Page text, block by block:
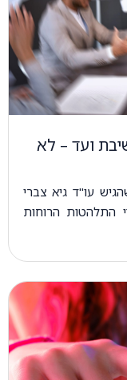
ועד – לא
עו"ד גיא צברי
התלהטות הרוחות